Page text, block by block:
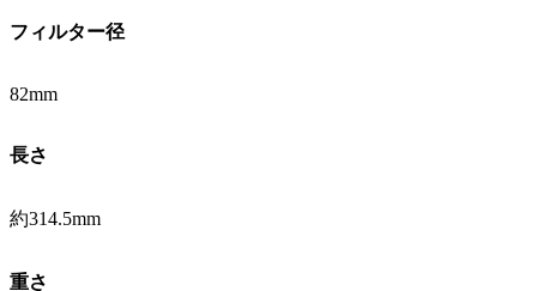
フィルター径
82mm
長さ
約314.5mm
重さ